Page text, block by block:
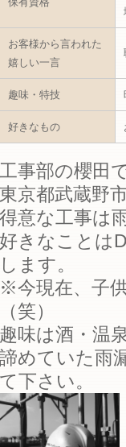
お客様から言われた
嬉しい一言
趣味・特技
好きなもの
工事部の櫻田
東京都武蔵野
得意な工事は
好きなことは
します。
※今現在、子
（笑）
趣味は酒・温
諦めていた雨
て下さい。